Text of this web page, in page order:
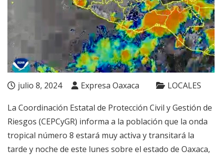
julio 8, 2024 Expresa Oaxaca LOCALES
La Coordinación Estatal de Protección Civil y Gestión de
Riesgos (CEPCyGR) informa a la población que la onda
tropical número 8 estará muy activa y transitará la
tarde y noche de este lunes sobre el estado de Oaxaca,